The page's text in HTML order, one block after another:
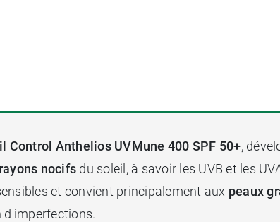
Control Anthelios UVMune 400 SPF 50+,
nocifs du soleil, à savoir les UVB et les
et convient principalement aux peaux
d'imperfections.